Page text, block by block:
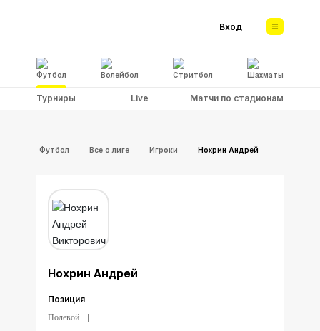
Футбол Волейбол Стритбол Шахматы
Вход
Турниры Live Матчи по стадионам
Футбол Все о лиге Игроки Нохрин Андрей
Нохрин Андрей
Позиция
Полевой